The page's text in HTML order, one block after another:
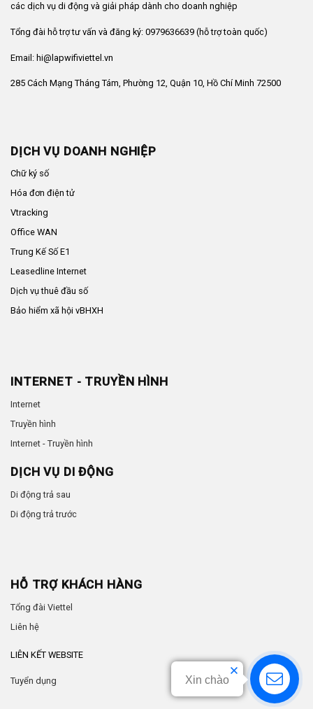
các dịch vụ di động và giải pháp dành cho doanh nghiệp
Tổng đài hỗ trợ tư vấn và đăng ký: 0979636639 (hỗ trợ toàn quốc)
Email: hi@lapwifiviettel.vn
285 Cách Mạng Tháng Tám, Phường 12, Quận 10, Hồ Chí Minh 72500
DỊCH VỤ DOANH NGHIỆP
Chữ ký số
Hóa đơn điện tử
Vtracking
Office WAN
Trung Kế Số E1
Leasedline Internet
Dịch vụ thuê đầu số
Bảo hiểm xã hội vBHXH
INTERNET - TRUYỀN HÌNH
Internet
Truyền hình
Internet - Truyền hình
DỊCH VỤ DI ĐỘNG
Di động trả sau
Di động trả trước
HỖ TRỢ KHÁCH HÀNG
Tổng đài Viettel
Liên hệ
LIÊN KẾT WEBSITE
Tuyển dụng Xin chào